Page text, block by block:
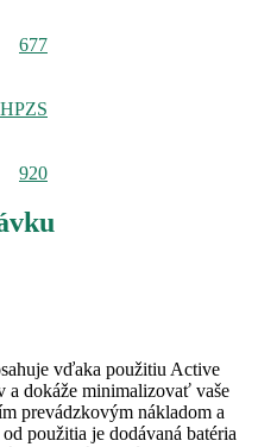
677
920
vďaka použitiu Active
dokáže minimalizovať vaše
prevádzkovým nákladom a
použitia je dodávaná batéria